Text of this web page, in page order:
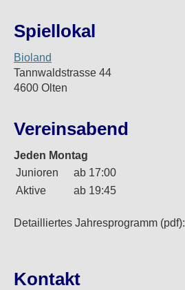
Spiellokal
Bioland
Tannwaldstrasse 44
4600 Olten
Vereinsabend
Jeden Montag
Junioren
ab 17:00
Aktive
ab 19:45
Detailliertes Jahresprogramm (pdf):
Kontakt